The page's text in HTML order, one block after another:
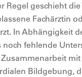
Regel geschieht
Fachärztin
In Abhängigkeit
fehlende
mit
Bildgebung,